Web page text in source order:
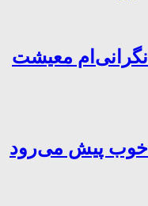
معیشت
خوب پیش می‌رود